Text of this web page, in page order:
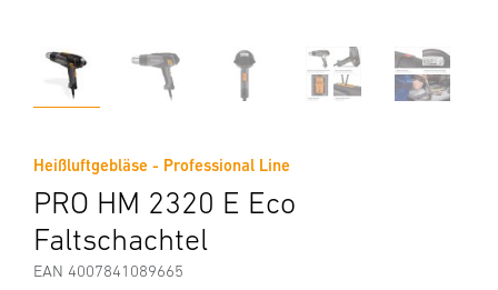
Heißluftgebläse - Professional Line
PRO HM 2320 E Eco
Faltschachtel
EAN 4007841089665